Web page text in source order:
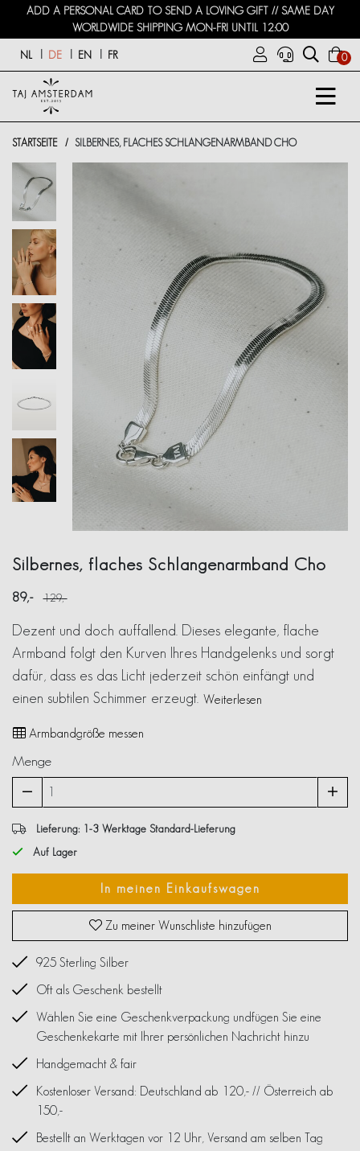
ADD A PERSONAL CARD TO SEND A LOVING GIFT // SAME DAY
WORLDWIDE SHIPPING MON-FRI UNTIL 12:00
NL DE EN FR 0
STARTSEITE SILBERNES, FLACHES SCHLANGENARMBAND CHO
Silbernes, flaches Schlangenarmband Cho
89 129
Dezent und doch auffallend. Dieses elegante, flache
Armband folgt den Kurven Ihres Handgelenks und sorgt
dafür, dass es das Licht jederzeit schön einfängt und
einen subtilen Schimmer erzeugt. Weiterlesen
Armbandgröße messen
Menge
Lieferung: 1-3 Werktage Standard-Lieferung
Auf Lager
In meinen Einkaufswagen
Zu meiner Wunschliste hinzufügen
925 Sterling Silber
Oft als Geschenk bestellt
Wählen Sie eine Geschenkverpackung undfügen Sie eine
Geschenkekarte mit Ihrer persönlichen Nachricht hinzu
Handgemacht & fair
Kostenloser Versand: Deutschland ab 120,- // Österreich ab
150,-
Bestellt an Werktagen vor 12 Uhr, Versand am selben Tag